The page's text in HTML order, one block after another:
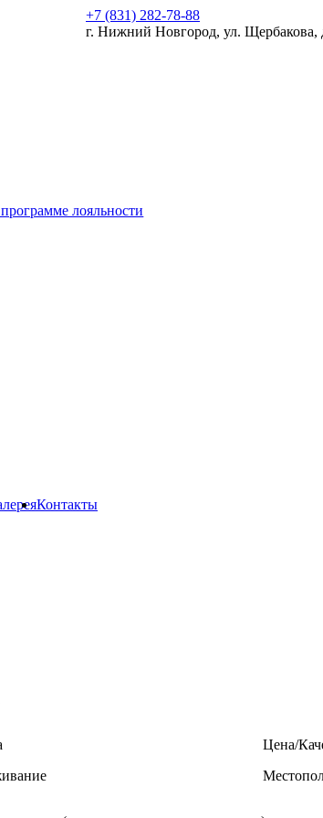
+7 (831) 282-78-88
г. Нижний Новгород, ул. Щербакова,
лояльности
Контакты
Цена/